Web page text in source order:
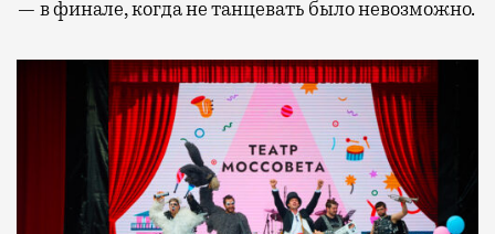
— в финале, когда не танцевать было невозможно.